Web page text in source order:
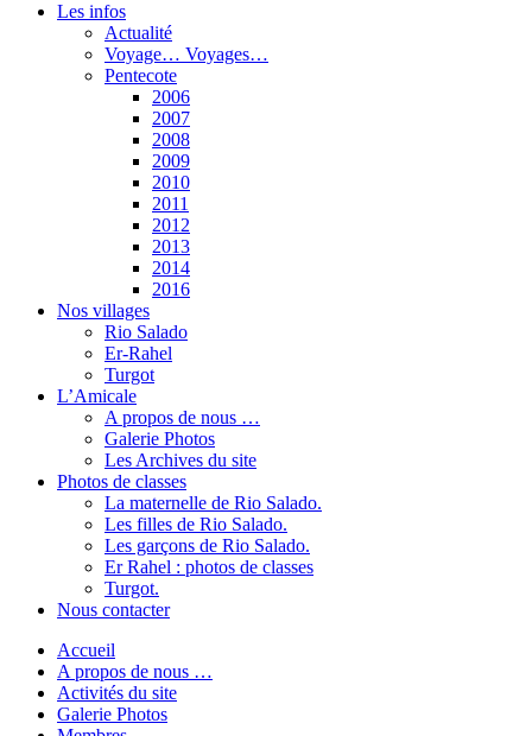
Les infos
Actualité
Voyage… Voyages…
Pentecote
2006
2007
2008
2009
2010
2011
2012
2013
2014
2016
Nos villages
Rio Salado
Er-Rahel
Turgot
L’Amicale
A propos de nous …
Galerie Photos
Les Archives du site
Photos de classes
La maternelle de Rio Salado.
Les filles de Rio Salado.
Les garçons de Rio Salado.
Er Rahel : photos de classes
Turgot.
Nous contacter
Accueil
A propos de nous …
Activités du site
Galerie Photos